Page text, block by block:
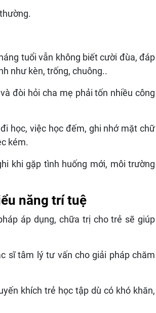
tuổi vẫn không biết cười đùa, đáp
như kèn, trống, chuông..
đòi hỏi cha mẹ phải tốn nhiều công
học, việc học đếm, ghi nhớ mặt chữ
kém.
khi gặp tình huống mới, môi trường
năng trí tuệ
áp dụng, chữa trị cho trẻ sẽ giúp
sĩ tâm lý tư vấn cho giải pháp chăm
khích trẻ học tập dù có khó khăn,